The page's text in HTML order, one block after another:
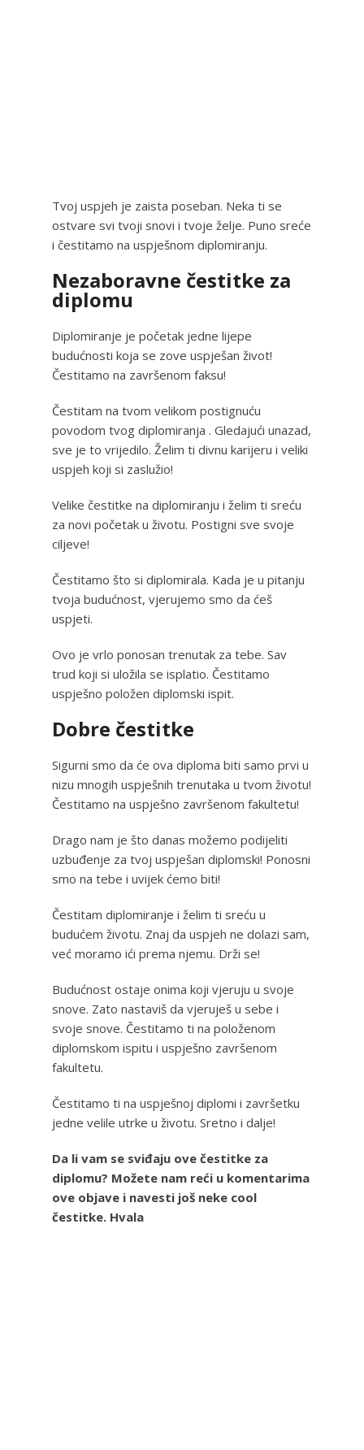
Tvoj uspjeh je zaista poseban. Neka ti se
ostvare svi tvoji snovi i tvoje želje. Puno sreće
i čestitamo na uspješnom diplomiranju.
Nezaboravne čestitke za
diplomu
Diplomiranje je početak jedne lijepe
budućnosti koja se zove uspješan život!
Čestitamo na završenom faksu!
Čestitam na tvom velikom postignuću
povodom tvog diplomiranja . Gledajući unazad,
sve je to vrijedilo. Želim ti divnu karijeru i veliki
uspjeh koji si zaslužio!
Velike čestitke na diplomiranju i želim ti sreću
za novi početak u životu. Postigni sve svoje
ciljeve!
Čestitamo što si diplomirala. Kada je u pitanju
tvoja budućnost, vjerujemo smo da ćeš
uspjeti.
Ovo je vrlo ponosan trenutak za tebe. Sav
trud koji si uložila se isplatio. Čestitamo
uspješno položen diplomski ispit.
Dobre čestitke
Sigurni smo da će ova diploma biti samo prvi u
nizu mnogih uspješnih trenutaka u tvom životu!
Čestitamo na uspješno završenom fakultetu!
Drago nam je što danas možemo podijeliti
uzbuđenje za tvoj uspješan diplomski! Ponosni
smo na tebe i uvijek ćemo biti!
Čestitam diplomiranje i želim ti sreću u
budućem životu. Znaj da uspjeh ne dolazi sam,
već moramo ići prema njemu. Drži se!
Budućnost ostaje onima koji vjeruju u svoje
snove. Zato nastaviš da vjeruješ u sebe i
svoje snove. Čestitamo ti na položenom
diplomskom ispitu i uspješno završenom
fakultetu.
Čestitamo ti na uspješnoj diplomi i završetku
jedne velile utrke u životu. Sretno i dalje!
Da li vam se sviđaju ove čestitke za
diplomu? Možete nam reći u komentarima
ove objave i navesti još neke cool
čestitke. Hvala